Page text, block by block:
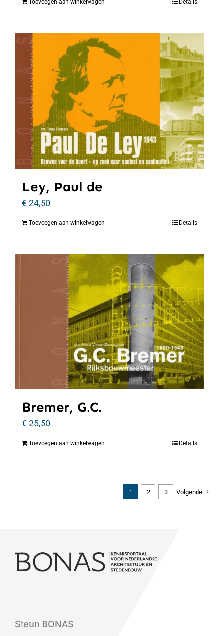
Toevoegen aan winkelwagen Details
Ley, Paul de
€24,50
Toevoegen aan winkelwagen Details
Bremer, G.C.
€25,50
Toevoegen aan winkelwagen Details
1 2 3 Volgende
Steun BONAS